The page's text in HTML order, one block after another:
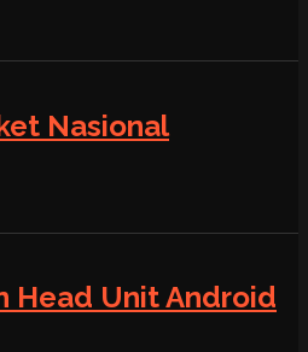
Nasional
Head Unit Android